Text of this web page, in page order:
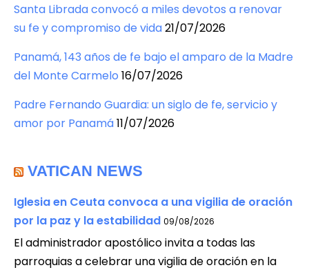
Santa Librada convocó a miles devotos a renovar
su fe y compromiso de vida21/07/2026
Panamá, 143 años de fe bajo el amparo de la Madre
del Monte Carmelo 16/07/2026
Padre Fernando Guardia: un siglo de fe, servicio y
amor por Panamá11/07/2026
VATICAN NEWS
Iglesia en Ceuta convoca a una vigilia de oración
por la paz y la estabilidad 09/08/2026
El administrador apostólico invita a todas las
parroquias a celebrar una vigilia de oración en la